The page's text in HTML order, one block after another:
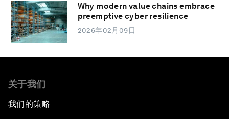
Why modern value chains embrace
preemptive cyber resilience
2026年02月09日
关于我们
我们的策略